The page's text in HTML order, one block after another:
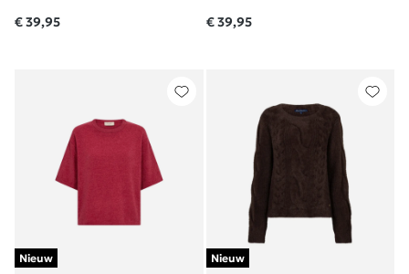
€ 39,95 € 39,95
Nieuw Nieuw